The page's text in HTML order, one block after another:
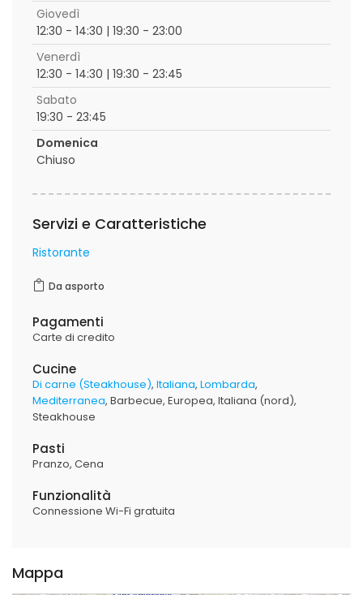
Giovedì
12:30 - 14:30 | 19:30 - 23:00
Venerdì
12:30 - 14:30 | 19:30 - 23:45
Sabato
19:30 - 23:45
Domenica
Chiuso
Servizi e Caratteristiche
Ristorante
Da asporto
Pagamenti
Carte di credito
Cucine
Di carne (Steakhouse) Italiana Lombarda
Mediterranea Barbecue Europea Italiana (nord)
Steakhouse
Pasti
Pranzo Cena
Funzionalità
Connessione Wi-Fi gratuita
Mappa